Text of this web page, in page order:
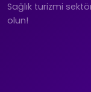
Sağlık turizmi
olun!